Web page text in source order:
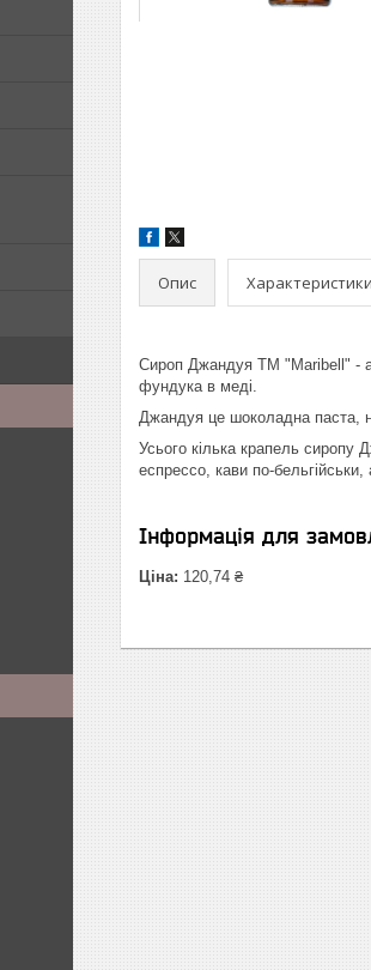
Опис Характеристики
Сироп Джандуя TM "Мaribell" -
фундука в меді.
Джандуя це шоколадна паста,
Усього кілька крапель сиропу
еспрессо, кави по-
Інформація для
Ціна: 120,74 ₴